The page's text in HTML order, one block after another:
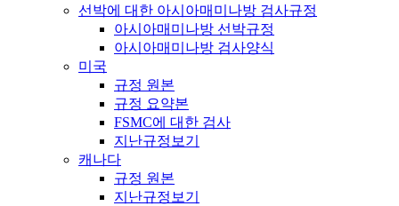
선박에 대한 아시아매미나방 검사규정
아시아매미나방 선박규정
아시아매미나방 검사양식
미국
규정 원본
규정 요약본
FSMC에 대한 검사
지난규정보기
캐나다
규정 원본
지난규정보기